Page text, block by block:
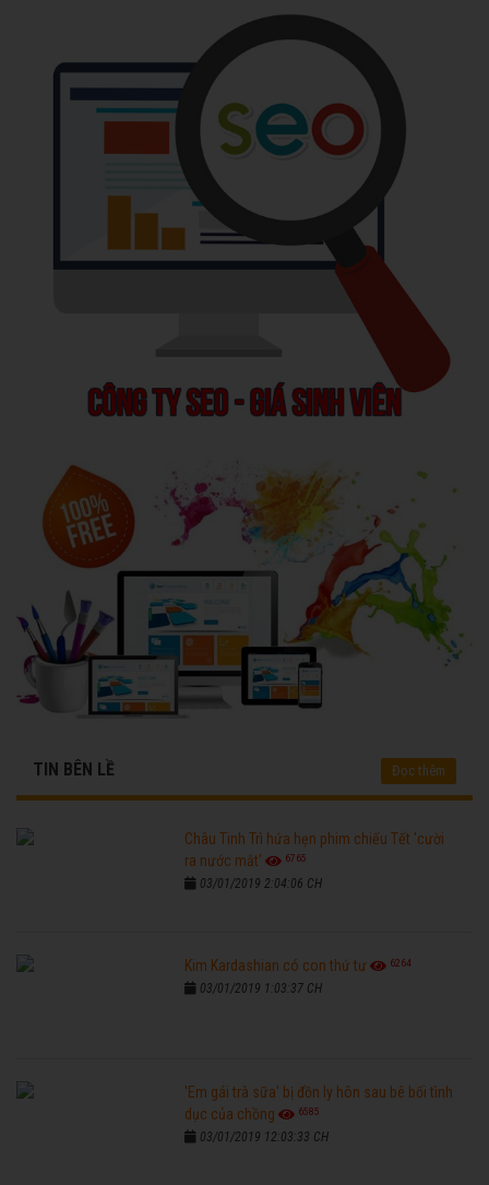
TIN BÊN LỀ Đọc thêm
Châu Tinh Trì hứa hẹn phim chiếu Tết 'cười
ra nước mắt'
6765
03/01/2019 2:04:06 CH
Kim Kardashian có con thứ tư 6264
03/01/2019 1:03:37 CH
'Em gái trà sữa' bị đồn ly hôn sau bê bối tình
dục của chồng
6585
03/01/2019 12:03:33 CH